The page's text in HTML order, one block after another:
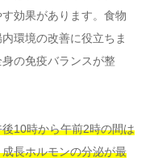
効果があります。食物
環境の改善に役立ちま
の免疫バランスが整
後10時から午前2時の間は
長ホルモンの分泌が最